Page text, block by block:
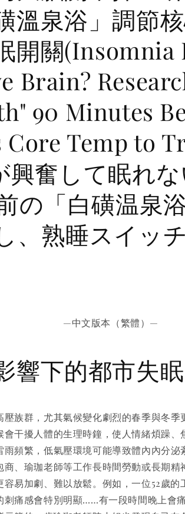
溫泉浴」調節
開關(Insomnia
Brain?
90 Minutes
Core Temp to
興奮して眠れな
の「白磺温泉
、熟睡スイッ
—中文版本（繁體）—
響下的都市失
壓族群，尤其氣候變化劇烈的春季與冬
會干擾人體的生理時鐘，使人情緒煩躁
雨頻繁，低氣壓環境可能導致體內內分
、瑜珈老師等工作長時間勞動或長期
易加劇、難以放鬆。例如，一位52歲
刺痛感會特別明顯……有一段時間晚上會